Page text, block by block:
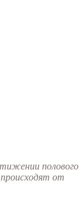
полового
от